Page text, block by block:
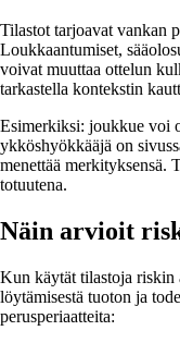
Tilastot tarjoavat vankan
Loukkaantumiset,
voivat muuttaa ottelun
tarkastella kontekstin
Esimerkiksi: joukkue voi
ykköshyökkääjä on
menettää merkityksensä.
totuutena.
Näin arvioit
Kun käytät tilastoja riskin
löytämisestä tuoton ja
perusperiaatteita: